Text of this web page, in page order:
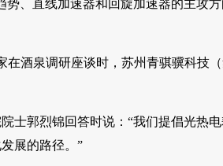
势、直线加速器和回旋加速器的主攻
在酒泉调研座谈时，苏州青骐骥科技
士郭烈锦回答时说：“我们提倡光热
展的路径。”